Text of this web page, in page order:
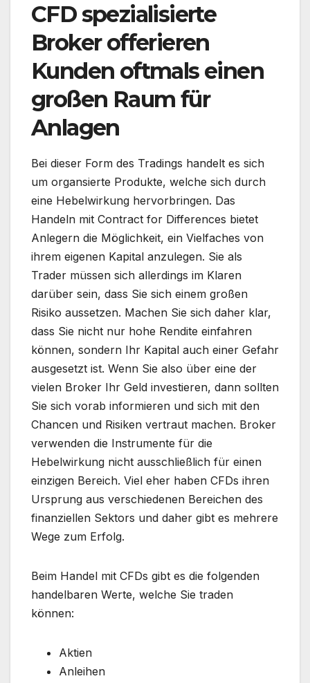
CFD spezialisierte
Broker offerieren
Kunden oftmals einen
großen Raum für
Anlagen
Bei dieser Form des Tradings handelt es sich
um organsierte Produkte, welche sich durch
eine Hebelwirkung hervorbringen. Das
Handeln mit Contract for Differences bietet
Anlegern die Möglichkeit, ein Vielfaches von
ihrem eigenen Kapital anzulegen. Sie als
Trader müssen sich allerdings im Klaren
darüber sein, dass Sie sich einem großen
Risiko aussetzen. Machen Sie sich daher klar,
dass Sie nicht nur hohe Rendite einfahren
können, sondern Ihr Kapital auch einer Gefahr
ausgesetzt ist. Wenn Sie also über eine der
vielen Broker Ihr Geld investieren, dann sollten
Sie sich vorab informieren und sich mit den
Chancen und Risiken vertraut machen. Broker
verwenden die Instrumente für die
Hebelwirkung nicht ausschließlich für einen
einzigen Bereich. Viel eher haben CFDs ihren
Ursprung aus verschiedenen Bereichen des
finanziellen Sektors und daher gibt es mehrere
Wege zum Erfolg.
Beim Handel mit CFDs gibt es die folgenden
handelbaren Werte, welche Sie traden
können:
Aktien
Anleihen